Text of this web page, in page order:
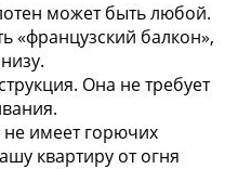
может быть любой.
«французский балкон»,
Она не требует
имеет горючих
квартиру от огня